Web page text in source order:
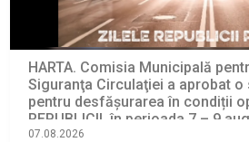
HARTA. Comisia Municipală
Siguranţa Circulaţiei a aprobat o
pentru desfășurarea în condiții
REPUBLICII, în perioada 7 – 9
07.08.2026